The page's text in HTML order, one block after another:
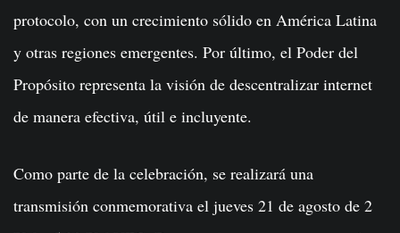
protocolo, con un crecimiento sólido en América Latina
y otras regiones emergentes. Por último, el Poder del
Propósito representa la visión de descentralizar internet
de manera efectiva, útil e incluyente.
Como parte de la celebración, se realizará una
transmisión conmemorativa el jueves 21 de agosto de 2